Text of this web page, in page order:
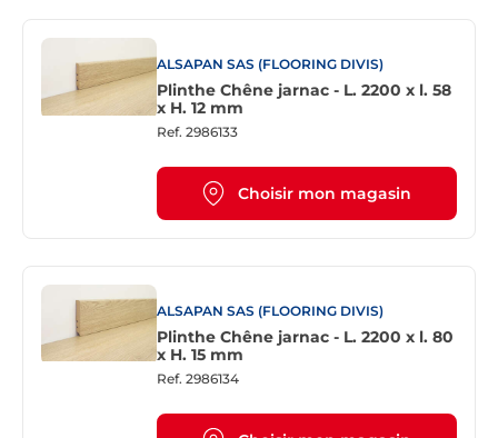
ALSAPAN SAS (FLOORING DIVIS)
Plinthe Chêne jarnac - L. 2200 x l. 58
x H. 12 mm
Ref. 2986133
Choisir mon magasin
ALSAPAN SAS (FLOORING DIVIS)
Plinthe Chêne jarnac - L. 2200 x l. 80
x H. 15 mm
Ref. 2986134